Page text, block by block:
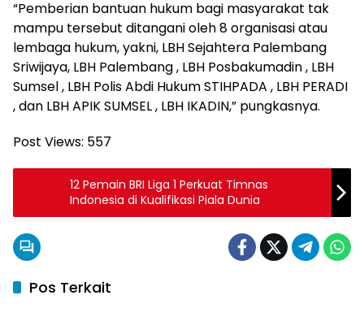
“Pemberian bantuan hukum bagi masyarakat tak
mampu tersebut ditangani oleh 8 organisasi atau
lembaga hukum, yakni, LBH Sejahtera Palembang
Sriwijaya, LBH Palembang , LBH Posbakumadin , LBH
Sumsel , LBH Polis Abdi Hukum STIHPADA , LBH PERADI
, dan LBH APIK SUMSEL , LBH IKADIN,” pungkasnya.
Post Views: 557
12 Pemain BRI Liga 1 Perkuat Timnas
Indonesia di Kualifikasi Piala Dunia
Pos Terkait
Palembang